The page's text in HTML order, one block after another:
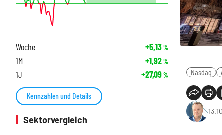
Nasdaq
Woche +5,13%
1M +1,92%
1J +27,09%
Kennzahlen und Details
Sektorvergleich